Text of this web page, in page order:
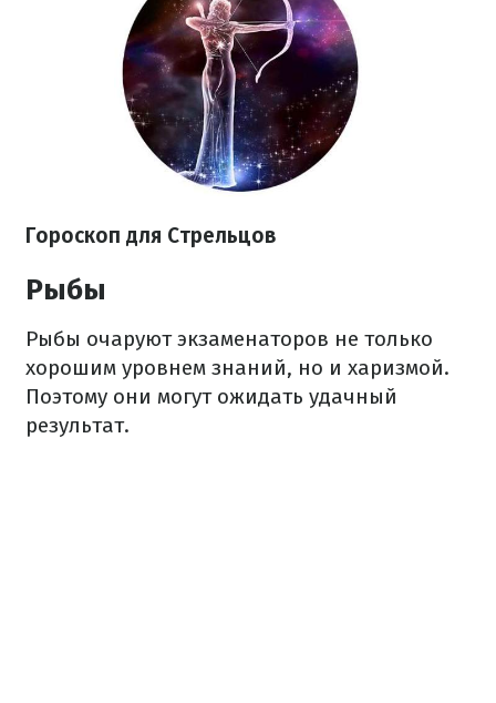
Гороскоп для Стрельцов
Рыбы
Рыбы очаруют экзаменаторов не только
хорошим уровнем знаний, но и харизмой.
Поэтому они могут ожидать удачный
результат.